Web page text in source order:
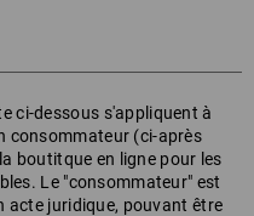
ci-dessous s'appliquent à
consommateur (ci-après
boutitque en ligne pour les
Le "consommateur" est
acte juridique, pouvant être